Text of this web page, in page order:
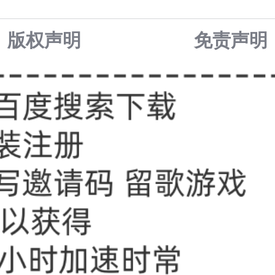
版权声明 免责声明